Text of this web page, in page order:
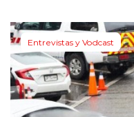
Entrevistas y Vodcast